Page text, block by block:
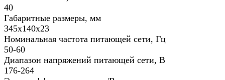
40
Габаритные размеры, мм
345х140х23
Номинальная частота питающей сети, Гц
50-60
Диапазон напряжений питающей сети, В
176-264